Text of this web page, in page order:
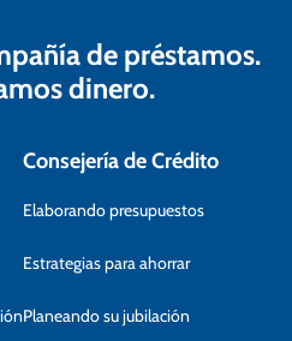
de préstamos.
dinero.
Consejería de Crédito
Elaborando presupuestos
Estrategias para ahorrar
Planeando su jubilación